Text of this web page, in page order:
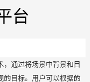
台
，通过将场景中背景和目
的目标。用户可以根据的